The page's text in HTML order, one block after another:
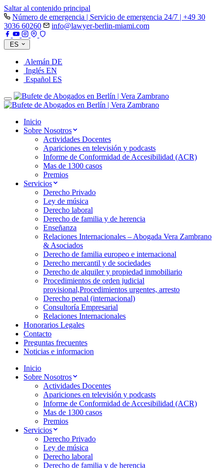
Saltar al contenido principal
Número de emergencia | Servicio de emergencia 24/7 | +49 30
3036 60260
info@lawyer-berlin-miami.com
ES
Alemán DE
Inglés EN
Español ES
Inicio
Sobre Nosotros
Actividades Docentes
Apariciones en televisión y podcasts
Informe de Conformidad de Accesibilidad (ACR)
Mas de 1300 casos
Premios
Servicios
Derecho Privado
Ley de música
Derecho laboral
Derecho de familia y de herencia
Enseñanza
Relaciones Internacionales – Abogada Vera Zambrano
& Asociados
Derecho de familia europeo e internacional
Derecho mercantil y de sociedades
Derecho de alquiler y propiedad inmobiliario
Procedimientos de orden judicial
provisional,Procedimientos urgentes, arresto
Derecho penal (internacional)
Consultoría Empresarial
Relaciones Internacionales
Honorarios Legales
Contacto
Preguntas frecuentes
Noticias e informacion
Inicio
Sobre Nosotros
Actividades Docentes
Apariciones en televisión y podcasts
Informe de Conformidad de Accesibilidad (ACR)
Mas de 1300 casos
Premios
Servicios
Derecho Privado
Ley de música
Derecho laboral
Derecho de familia y de herencia